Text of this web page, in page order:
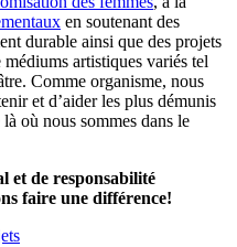
en soutenant des
durable ainsi que des projets
médiums artistiques variés tel
Comme organisme, nous
et d’aiderles plus démunis
où nous sommes dans le
et de responsabilité
faire une différence!